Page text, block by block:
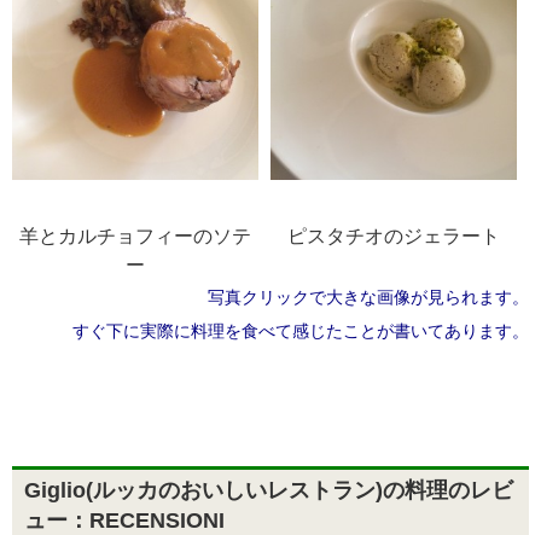
羊とカルチョフィーのソテ
ー
ピスタチオのジェラート
写真クリックで大きな画像が見られます。
すぐ下に実際に料理を食べて感じたことが書いてあります。
Giglio(ルッカのおいしいレストラン)の料理のレビ
ュー：RECENSIONI